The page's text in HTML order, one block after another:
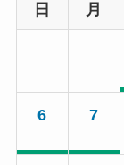
日 月
6 7